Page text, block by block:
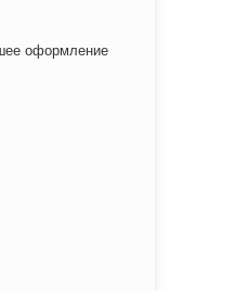
оформление